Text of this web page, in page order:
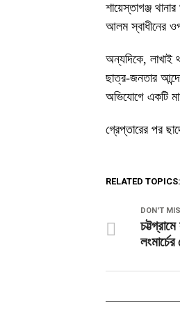
শায়েস্তাগঞ্জ
আলম স্বাধীনের
অন্যদিকে, লাখাই
ছাত্র-জনতার
অভিযোগে একটি
গ্রেপ্তারের পর
RELATED TOPICS:
DON'T